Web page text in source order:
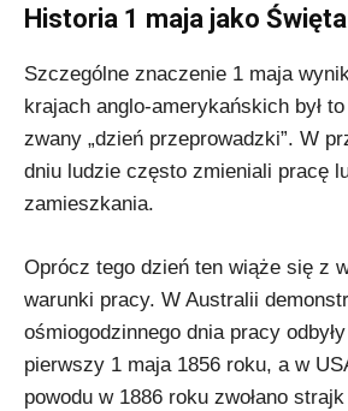
Historia 1 maja jako
Szczególne znaczenie 1 maja
krajach anglo-amerykańskich był
zwany „dzień przeprowadzki”. W
dniu ludzie często zmieniali pracę
zamieszkania.
Oprócz tego dzień ten wiąże się z
warunki pracy. W Australii
ośmiogodzinnego dnia pracy
pierwszy 1 maja 1856 roku, a w
powodu w 1886 roku zwołano